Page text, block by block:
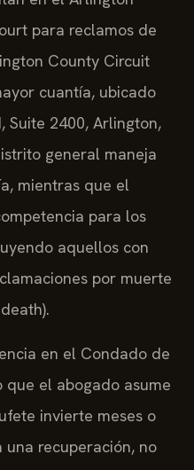
en el Arlington
para reclamos de
County Circuit
cuantía, ubicado
Suite 2400, Arlington,
general maneja
mientras que el
para los
aquellos con
por muerte
en el Condado de
el abogado asume
invierte meses o
recuperación, no